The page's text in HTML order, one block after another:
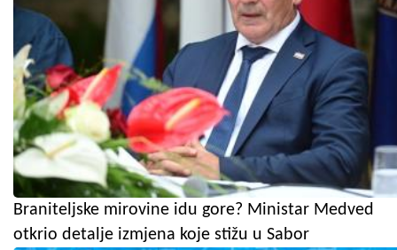
Braniteljske mirovine idu gore? Ministar Medved
otkrio detalje izmjena koje stižu u Sabor